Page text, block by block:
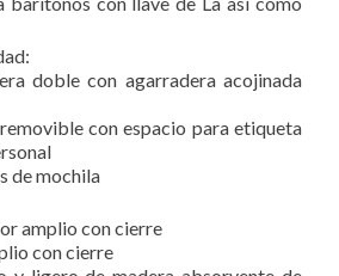
doble con agarradera acojinada
con espacio para etiqueta
de mochila
amplio con cierre
con cierre